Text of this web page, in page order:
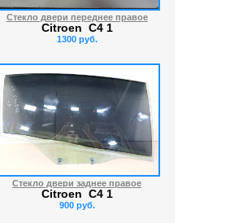
Стекло двери переднее правое
Citroen C4 1
1300 руб.
Стекло двери заднее правое
Citroen C4 1
900 руб.